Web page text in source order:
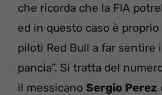
che ricorda che la FIA
ed in questo caso è
piloti Red Bull a far sentire
pancia”. Si tratta del numero
il messicano Sergio Perez